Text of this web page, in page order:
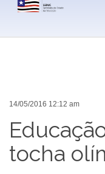
14/05/2016 12:12 am
tocha